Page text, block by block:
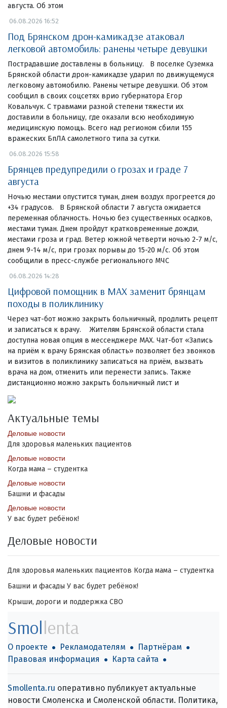
августа. Об этом
06.08.2026 16:52
Под Брянском дрон-камикадзе атаковал
легковой автомобиль: ранены четыре девушки
Пострадавшие доставлены в больницу. В поселке Суземка
Брянской области дрон-камикадзе ударил по движущемуся
легковому автомобилю. Ранены четыре девушки. Об этом
сообщил в своих соцсетях врио губернатора Егор
Ковальчук. С травмами разной степени тяжести их
доставили в больницу, где оказали всю необходимую
медицинскую помощь. Всего над регионом сбили 155
вражеских БпЛА самолетного типа за сутки.
06.08.2026 15:58
Брянцев предупредили о грозах и граде 7
августа
Ночью местами опустится туман, днем воздух прогреется до
+34 градусов. В Брянской области 7 августа ожидается
переменная облачность. Ночью без существенных осадков,
местами туман. Днем пройдут кратковременные дожди,
местами гроза и град. Ветер южной четверти ночью 2-7 м/с,
днем 9-14 м/с, при грозах порывы до 15-20 м/с. Об этом
сообщили в пресс-службе регионального МЧС
06.08.2026 14:28
Цифровой помощник в MAX заменит брянцам
походы в поликлинику
Через чат-бот можно закрыть больничный, продлить рецепт
и записаться к врачу. Жителям Брянской области стала
доступна новая опция в мессенджере MAX. Чат-бот «Запись
на приём к врачу Брянская область» позволяет без звонков
и визитов в поликлинику записаться на приём, вызвать
врача на дом, отменить или перенести запись. Также
дистанционно можно закрыть больничный лист и
Актуальные темы
Деловые новости
Для здоровья маленьких пациентов
Деловые новости
Когда мама – студентка
Деловые новости
Башни и фасады
Деловые новости
У вас будет ребёнок!
Деловые новости
Для здоровья маленьких пациентов Когда мама – студентка
Башни и фасады У вас будет ребёнок!
Крыши, дороги и поддержка СВО
Smollenta
О проекте Рекламодателям
Партнёрам
Правовая информация
Карта сайта
Smollenta.ru оперативно публикует актуальные
новости Смоленска и Смоленской области. Политика,